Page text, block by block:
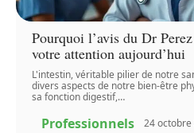
Pourquoi l’avis du Dr
votre attention aujourd’hui
L'intestin, véritable pilier de notre
divers aspects de notre bien-être
sa fonction digestif,…
Professionnels 24 octobre